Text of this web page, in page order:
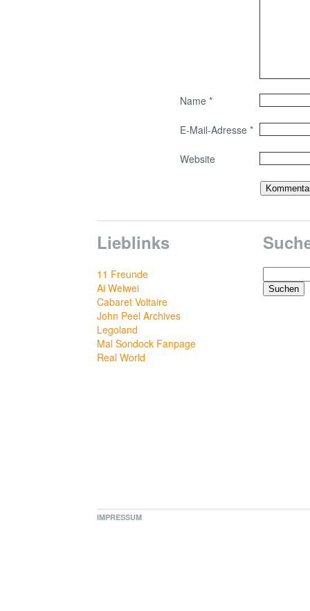
Name *
E-Mail-Adresse *
Website
Lieblinks
11 Freunde
Ai Weiwei
Cabaret Voltaire
John Peel Archives
Legoland
Mal Sondock Fanpage
Real World
Suchen
nach:
IMPRESSUM